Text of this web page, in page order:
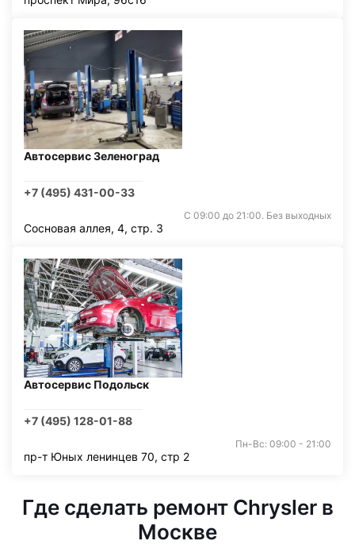
Автосервис Зеленоград
+7 (495) 431-00-33
С 09:00 до 21:00. Без выходных
Сосновая аллея, 4, стр. 3
Автосервис Подольск
+7 (495) 128-01-88
Пн-Вс: 09:00 - 21:00
пр-т Юных ленинцев 70, стр 2
Где сделать ремонт Chrysler в
Москве